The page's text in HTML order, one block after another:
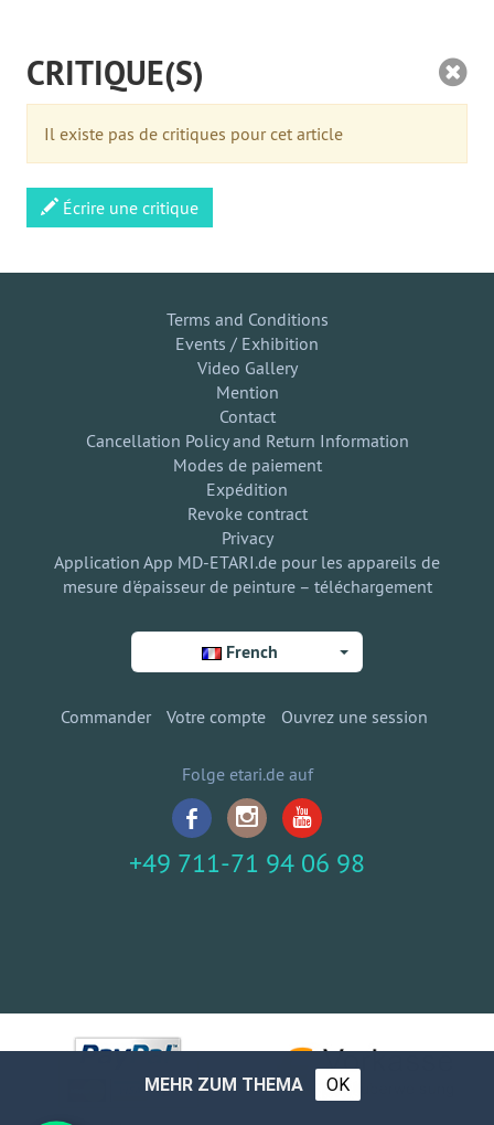
CRITIQUE(S)
Il existe pas de critiques pour cet article
Écrire une critique
Terms and Conditions
Events / Exhibition
Video Gallery
Mention
Contact
Cancellation Policy and Return Information
Modes de paiement
Expédition
Revoke contract
Privacy
Application App MD-ETARI.de pour les appareils de
mesure d'épaisseur de peinture – téléchargement
French
Commander Votre compte Ouvrez une session
Folge etari.de auf
+49 711-71 94 06 98
MEHR ZUM THEMA OK